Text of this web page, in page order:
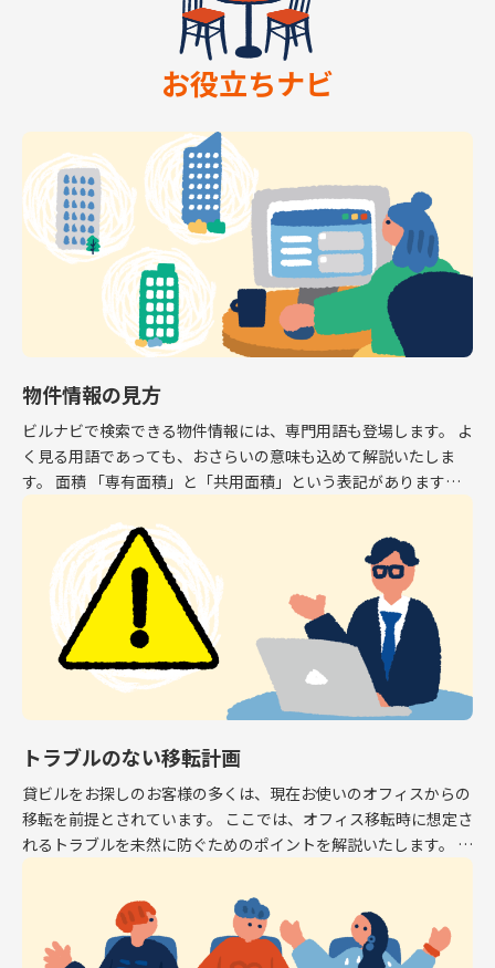
お役立ちナビ
物件情報の見方
ビルナビで検索できる物件情報には、専門用語も登場します。 よ
く見る用語であっても、おさらいの意味も込めて解説いたしま
す。 面積 「専有面積」と「共用面積」という表記があります。
専有面積はオフィスとして利用できるスペース […]
トラブルのない移転計画
貸ビルをお探しのお客様の多くは、現在お使いのオフィスからの
移転を前提とされています。 ここでは、オフィス移転時に想定さ
れるトラブルを未然に防ぐためのポイントを解説いたします。 解
約予告 現在お使いのオフィスから移転する場 […]